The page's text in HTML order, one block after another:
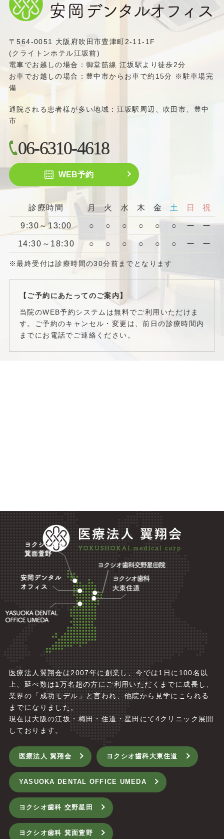
〒564-0051 大阪府吹田市豊津町2-11-1F
(クライトンホテル江坂前)
電車でお越しの場合：御堂筋線 江坂駅より徒歩2分
お車でお越しの場合：豊中市からお車で約15分 ※駐車場完
備
通院される患者様が多い地域：江坂駅周辺、吹田市、豊中
市
06-6310-4618
WEB予約
診療時間 月 火 水 木 金 土 日 祝
9:30～13:00 ○ ○ ○ ○ ○ ○ ー ー
14:30～18:30 ○ ○ ○ ○ ○ ○ ー ー
※最終受付は診療時間の30分前までとなります
【ご予約にあたってのご案内】
当院のWEB予約システムは無料でご利用いただけま
す。ご予約のキャンセル・変更は、前日の診療時間内
までにお電話でご連絡ください。
医療法人翼翔会は2007年に創業し、今では1日に100名以
上、延べ数は1万名超の方にご利用いただくまでに成長し、
業界の「成功モデル」と言われ、他院から見学にこられる
までになりました。
現在は大阪の江坂・梅田・住道・星田にて4クリニック展開
しております。
医療法人 翼翔会 ヨクシオ歯科大東住道
YASUOKA DENTAL OFFICE UMEDA
ヨクシオ歯科 交野星田
ヨクシオ歯科 箕面萱野